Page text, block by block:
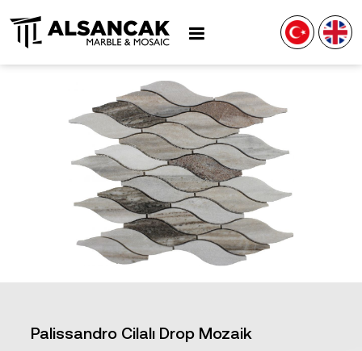
Palissandro Cilalı Drop Mozaik